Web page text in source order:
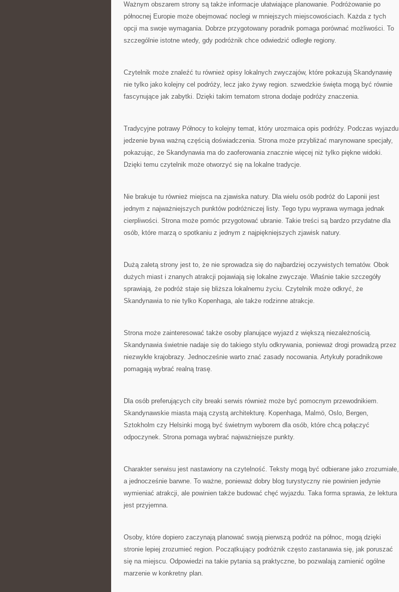
Ważnym obszarem strony są także informacje ułatwiające planowanie. Podróżowanie po
północnej Europie może obejmować noclegi w mniejszych miejscowościach. Każda z tych
opcji ma swoje wymagania. Dobrze przygotowany poradnik pomaga porównać możliwości. To
szczególnie istotne wtedy, gdy podróżnik chce odwiedzić odległe regiony.
Czytelnik może znaleźć tu również opisy lokalnych zwyczajów, które pokazują Skandynawię
nie tylko jako kolejny cel podróży, lecz jako żywy region. szwedzkie święta mogą być równie
fascynujące jak zabytki. Dzięki takim tematom strona dodaje podróży znaczenia.
Tradycyjne potrawy Północy to kolejny temat, który urozmaica opis podróży. Podczas wyjazdu
jedzenie bywa ważną częścią doświadczenia. Strona może przybliżać marynowane specjały,
pokazując, że Skandynawia ma do zaoferowania znacznie więcej niż tylko piękne widoki.
Dzięki temu czytelnik może otworzyć się na lokalne tradycje.
Nie brakuje tu również miejsca na zjawiska natury. Dla wielu osób podróż do Laponii jest
jednym z najważniejszych punktów podróżniczej listy. Tego typu wyprawa wymaga jednak
cierpliwości. Strona może pomóc przygotować ubranie. Takie treści są bardzo przydatne dla
osób, które marzą o spotkaniu z jednym z najpiękniejszych zjawisk natury.
Dużą zaletą strony jest to, że nie sprowadza się do najbardziej oczywistych tematów. Obok
dużych miast i znanych atrakcji pojawiają się lokalne zwyczaje. Właśnie takie szczegóły
sprawiają, że podróż staje się bliższa lokalnemu życiu. Czytelnik może odkryć, że
Skandynawia to nie tylko Kopenhaga, ale także rodzinne atrakcje.
Strona może zainteresować także osoby planujące wyjazd z większą niezależnością.
Skandynawia świetnie nadaje się do takiego stylu odkrywania, ponieważ drogi prowadzą przez
niezwykłe krajobrazy. Jednocześnie warto znać zasady nocowania. Artykuły poradnikowe
pomagają wybrać realną trasę.
Dla osób preferujących city breaki serwis również może być pomocnym przewodnikiem.
Skandynawskie miasta mają czystą architekturę. Kopenhaga, Malmö, Oslo, Bergen,
Sztokholm czy Helsinki mogą być świetnym wyborem dla osób, które chcą połączyć
odpoczynek. Strona pomaga wybrać najważniejsze punkty.
Charakter serwisu jest nastawiony na czytelność. Teksty mogą być odbierane jako zrozumiałe,
a jednocześnie barwne. To ważne, ponieważ dobry blog turystyczny nie powinien jedynie
wymieniać atrakcji, ale powinien także budować chęć wyjazdu. Taka forma sprawia, że lektura
jest przyjemna.
Osoby, które dopiero zaczynają planować swoją pierwszą podróż na północ, mogą dzięki
stronie lepiej zrozumieć region. Początkujący podróżnik często zastanawia się, jak poruszać
się na miejscu. Odpowiedzi na takie pytania są praktyczne, bo pozwalają zamienić ogólne
marzenie w konkretny plan.